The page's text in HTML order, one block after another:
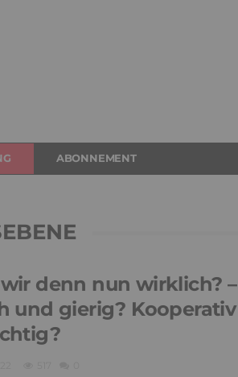
ABONNEMENT
denn nun wirklich? –
und gierig? Kooperativ